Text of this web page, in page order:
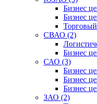
Бизнес
Бизнес
СВАО (2)
Бизнес
САО (3)
Бизнес
Бизнес
Бизнес
ЗАО (2)